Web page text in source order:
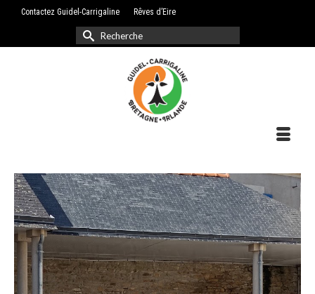
Contactez Guidel-Carrigaline Rêves d’Eire
Rechercher :